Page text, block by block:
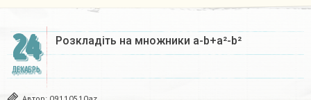
24
ДЕКАБРЬ
Розкладіть на множники а-b+a²-b²​